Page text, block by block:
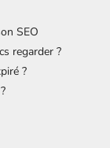
SEO
regarder ?
?